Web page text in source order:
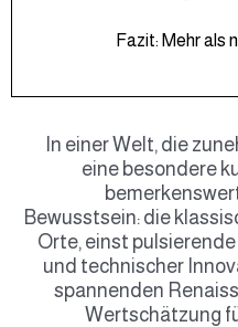
Fazit: Mehr als
In einer Welt, die
eine besondere
Bewusstsein: die
Orte, einst
und technischer
spannenden
Wertschätzung